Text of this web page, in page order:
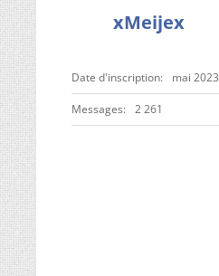
xMeijex
Date d'inscription mai 2023
Messages 2 261